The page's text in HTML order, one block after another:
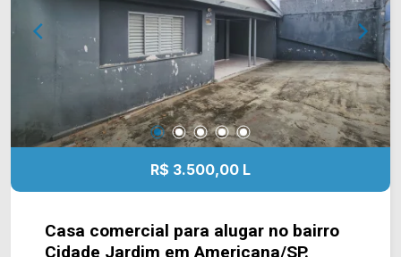
escolas e farmácia Todo Dia. Entre em contato
com a equipe da Arbix Imóveis e agende a sua
visita!! WhatsApp e Telefone: (19) 3475-4546
ARBIX IMÓVEIS - Presente em cada mudança!
R$ 3.500,00 L
Casa comercial para alugar no bairro
Cidade Jardim em Americana/SP.